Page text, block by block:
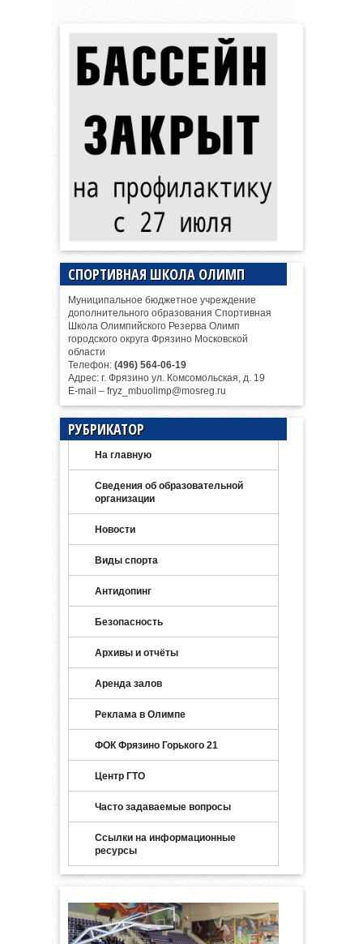
СПОРТИВНАЯ ШКОЛА ОЛИМП
Муниципальное бюджетное учреждение
дополнительного образования Спортивная
Школа Олимпийского Резерва Олимп
городского округа Фрязино Московской
области
Телефон: (496) 564-06-19
Адрес: г. Фрязино ул. Комсомольская, д. 19
E-mail – fryz_mbuolimp@mosreg.ru
РУБРИКАТОР
На главную
Сведения об образовательной
организации
Новости
Виды спорта
Антидопинг
Безопасность
Архивы и отчёты
Аренда залов
Реклама в Олимпе
ФОК Фрязино Горького 21
Центр ГТО
Часто задаваемые вопросы
Ссылки на информационные
ресурсы